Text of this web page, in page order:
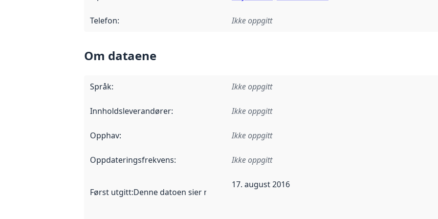
Telefon: Ikke oppgitt
Om dataene
Språk: Ikke oppgitt
Innholdsleverandører: Ikke oppgitt
Opphav: Ikke oppgitt
Oppdateringsfrekvens: Ikke oppgitt
Først utgitt:Denne datoen sier når dataene i dette datasettet første gang ble utgitt. Det kan
17. august 2016